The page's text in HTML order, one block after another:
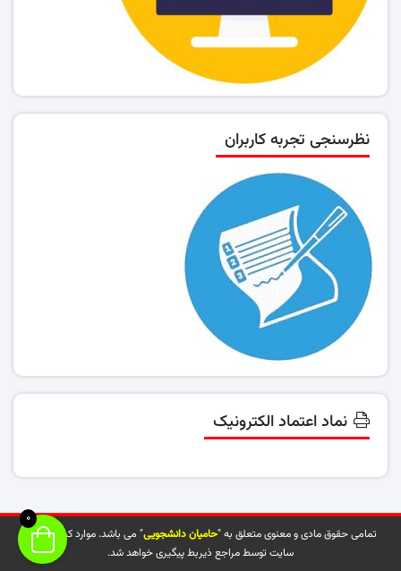
نظرسنجی تجربه کاربران
نماد اعتماد الکترونیک
تمامی حقوق مادی و معنوی متعلق به "حامیان دانشجویی" می باشد. موارد کپی شده از
سایت توسط مراجع ذیربط پیگیری خواهد شد.
0